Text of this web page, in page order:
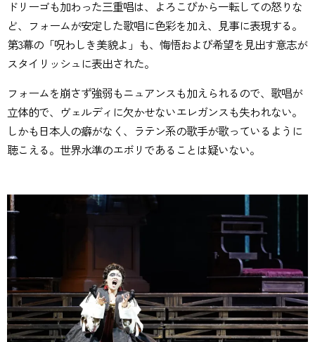
ドリーゴも加わった三重唱は、よろこびから一転しての怒りな
ど、フォームが安定した歌唱に色彩を加え、見事に表現する。
第3幕の「呪わしき美貌よ」も、悔悟および希望を見出す意志が
スタイリッシュに表出された。
フォームを崩さず強弱もニュアンスも加えられるので、歌唱が
立体的で、ヴェルディに欠かせないエレガンスも失われない。
しかも日本人の癖がなく、ラテン系の歌手が歌っているように
聴こえる。世界水準のエボリであることは疑いない。